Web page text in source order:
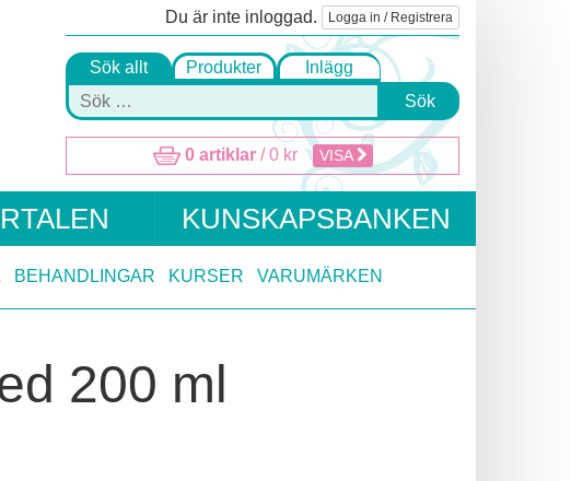
Du är inte inloggad. Logga in / Registrera
Sök allt Produkter
Inlägg
Sök
0 artiklar/0 kr VISA
KUNSKAPSBANKEN
BEHANDLINGAR KURSER VARUMÄRKEN
200 ml